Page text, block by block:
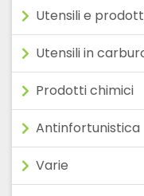
Utensili e
Utensili in
Prodotti chimici
Antinfortunistica
Varie